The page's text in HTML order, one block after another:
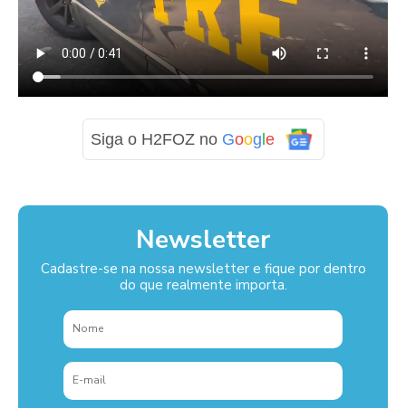
Siga o H2FOZ no Goog e
Newsletter
Cadastre-se na nossa newsletter e fique por dentro
do que realmente importa.